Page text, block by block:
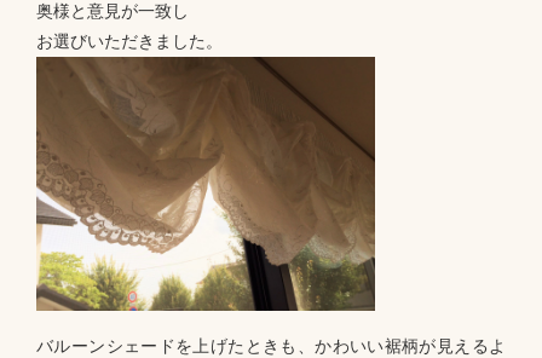
奥様と意見が一致し
お選びいただきました。
バルーンシェードを上げたときも、かわいい裾柄が見えるよ